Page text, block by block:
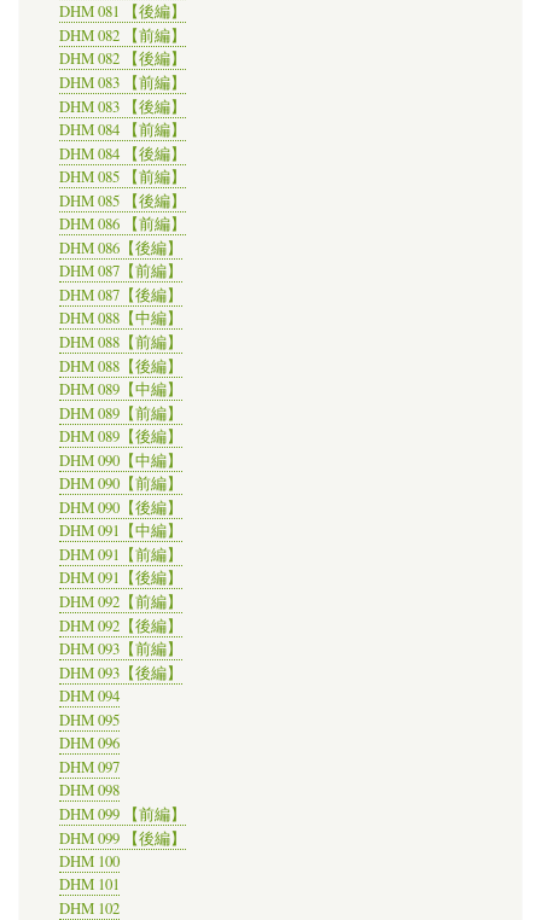
DHM 081 【後編】
DHM 082 【前編】
DHM 082 【後編】
DHM 083 【前編】
DHM 083 【後編】
DHM 084 【前編】
DHM 084 【後編】
DHM 085 【前編】
DHM 085 【後編】
DHM 086 【前編】
DHM 086【後編】
DHM 087【前編】
DHM 087【後編】
DHM 088【中編】
DHM 088【前編】
DHM 088【後編】
DHM 089【中編】
DHM 089【前編】
DHM 089【後編】
DHM 090【中編】
DHM 090【前編】
DHM 090【後編】
DHM 091【中編】
DHM 091【前編】
DHM 091【後編】
DHM 092【前編】
DHM 092【後編】
DHM 093【前編】
DHM 093【後編】
DHM 094
DHM 095
DHM 096
DHM 097
DHM 098
DHM 099 【前編】
DHM 099 【後編】
DHM 100
DHM 101
DHM 102